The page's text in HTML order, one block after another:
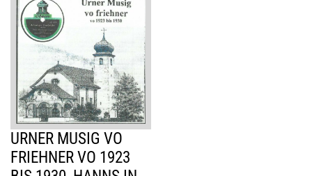
URNER MUSIG VO
FRIEHNER VO 1923